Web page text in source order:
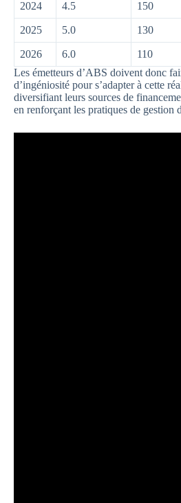
2024 4.5 150
2025 5.0 130
2026 6.0
110
Les émetteurs d’ABS doivent donc
d’ingéniosité pour s’adapter à cette
diversifiant leurs sources de
en renforçant les pratiques de gestion